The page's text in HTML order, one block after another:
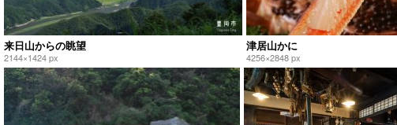
来日山からの眺望
2144×1424 px
津居山かに
4256×2848 px